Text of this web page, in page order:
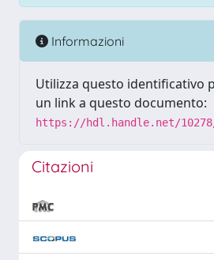
Informazioni
Utilizza questo identificativo
un link a questo documento:
https://hdl.handle.net/10278/
Citazioni